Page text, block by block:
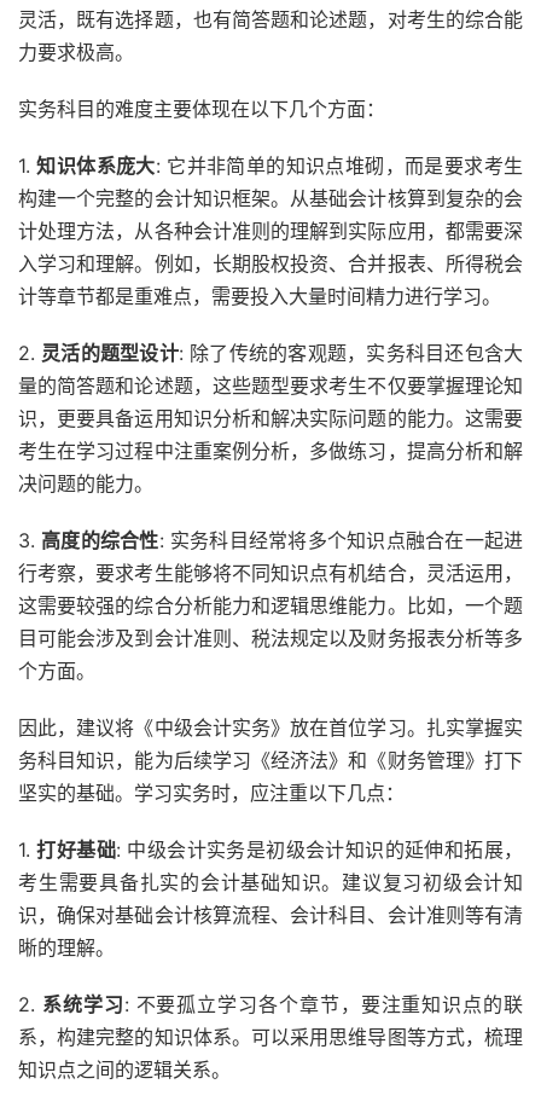
灵活，既有选择题，也有简答题和论述题，对考生的综合能
力要求极高。
实务科目的难度主要体现在以下几个方面：
1.知识体系庞大: 它并非简单的知识点堆砌，而是要求考生
构建一个完整的会计知识框架。从基础会计核算到复杂的会
计处理方法，从各种会计准则的理解到实际应用，都需要深
入学习和理解。例如，长期股权投资、合并报表、所得税会
计等章节都是重难点，需要投入大量时间精力进行学习。
2. 灵活的题型设计: 除了传统的客观题，实务科目还包含大
量的简答题和论述题，这些题型要求考生不仅要掌握理论知
识，更要具备运用知识分析和解决实际问题的能力。这需要
考生在学习过程中注重案例分析，多做练习，提高分析和解
决问题的能力。
3. 高度的综合性: 实务科目经常将多个知识点融合在一起进
行考察，要求考生能够将不同知识点有机结合，灵活运用，
这需要较强的综合分析能力和逻辑思维能力。比如，一个题
目可能会涉及到会计准则、税法规定以及财务报表分析等多
个方面。
因此，建议将《中级会计实务》放在首位学习。扎实掌握实
务科目知识，能为后续学习《经济法》和《财务管理》打下
坚实的基础。学习实务时，应注重以下几点：
1.打好基础: 中级会计实务是初级会计知识的延伸和拓展，
考生需要具备扎实的会计基础知识。建议复习初级会计知
识，确保对基础会计核算流程、会计科目、会计准则等有清
晰的理解。
2. 系统学习: 不要孤立学习各个章节，要注重知识点的联
系，构建完整的知识体系。可以采用思维导图等方式，梳理
知识点之间的逻辑关系。